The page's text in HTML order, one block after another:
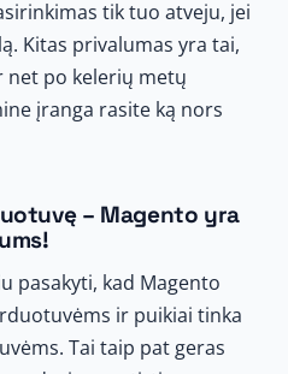
tik tuo atveju, jei
Kitas privalumas yra tai,
net po kelerių metų
įranga rasite ką nors
– Magento yra
pasakyti, kad Magento
ir puikiai tinka
Tai taip pat geras